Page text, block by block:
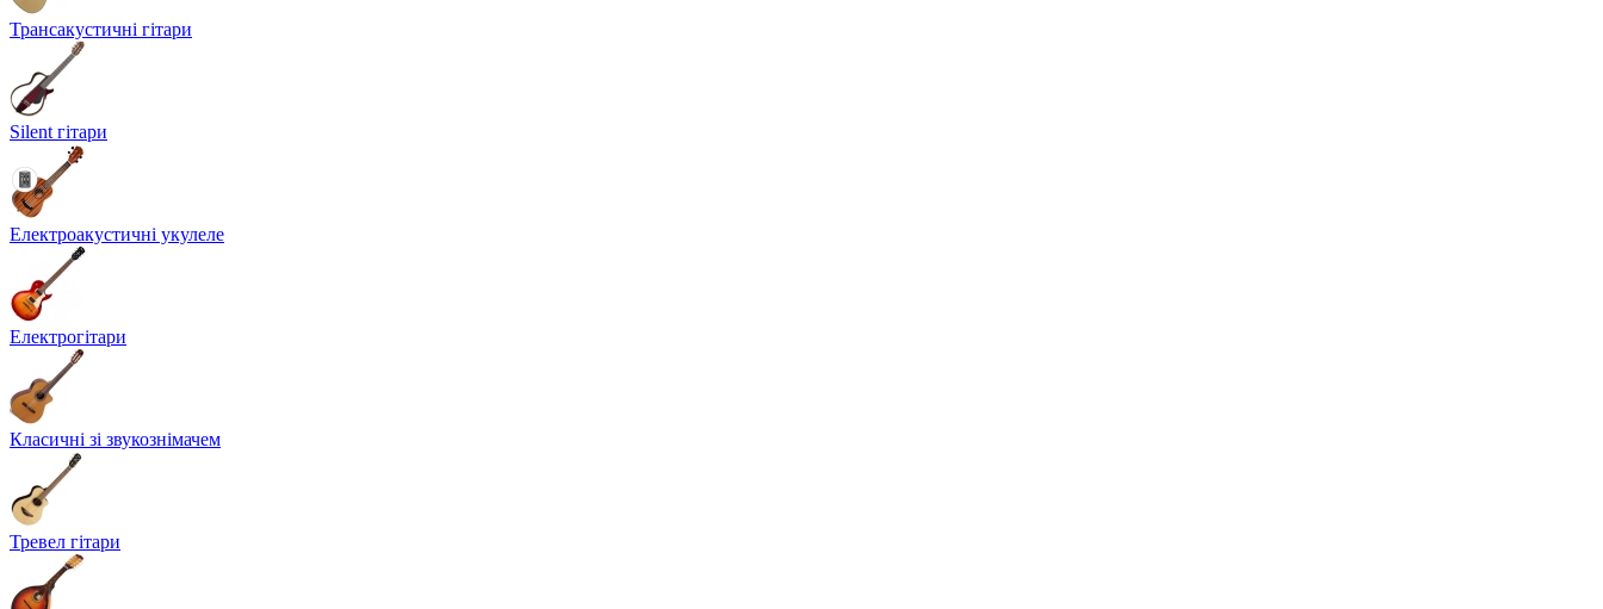
Трансакустичні гітари
Silent гітари
Електроакустичні укулеле
Електрогітари
Класичні зі звукознімачем
Тревел гітари